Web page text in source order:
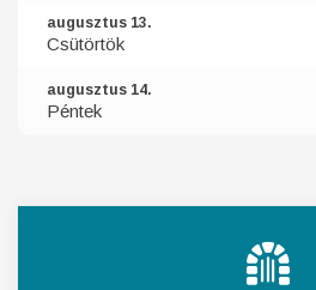
augusztus 13.
Csütörtök
augusztus 14.
Péntek